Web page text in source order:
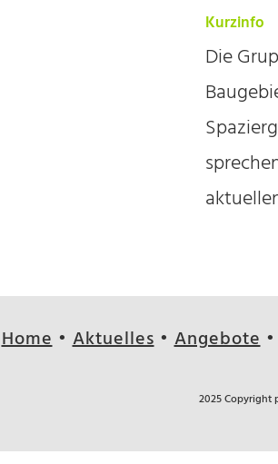
Kurzinfo
Die
Home•Aktuelles•Angebote
2025 Copyright